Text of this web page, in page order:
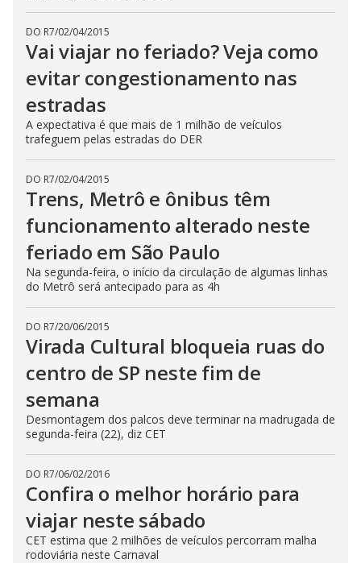
DO R7/02/04/2015
Vai viajar no feriado? Veja como
evitar congestionamento nas
estradas
A expectativa é que mais de 1 milhão de veículos
trafeguem pelas estradas do DER
DO R7/02/04/2015
Trens, Metrô e ônibus têm
funcionamento alterado neste
feriado em São Paulo
Na segunda-feira, o início da circulação de algumas linhas
do Metrô será antecipado para as 4h
DO R7/20/06/2015
Virada Cultural bloqueia ruas do
centro de SP neste fim de
semana
Desmontagem dos palcos deve terminar na madrugada de
segunda-feira (22), diz CET
DO R7/06/02/2016
Confira o melhor horário para
viajar neste sábado
CET estima que 2 milhões de veículos percorram malha
rodoviária neste Carnaval